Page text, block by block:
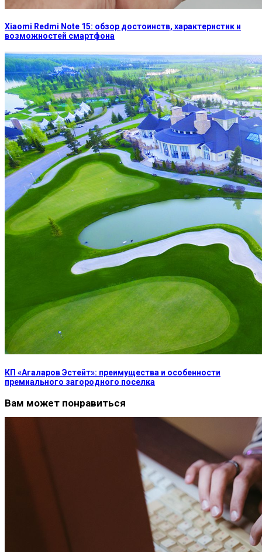
Xiaomi Redmi Note 15: обзор достоинств, характеристик и
возможностей смартфона
КП «Агаларов Эстейт»: преимущества и особенности
премиального загородного поселка
Вам может понравиться